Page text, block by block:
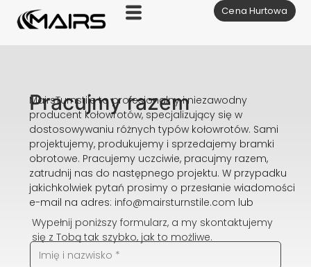
Skocz
do
Cena Hurtowa
Pracujmy razem
MairsTurnstile to profesjonalny i niezawodny
producent kołowrotów, specjalizujący się w
dostosowywaniu różnych typów kołowrotów. Sami
projektujemy, produkujemy i sprzedajemy bramki
obrotowe. Pracujemy uczciwie, pracujmy razem,
zatrudnij nas do następnego projektu. W przypadku
jakichkolwiek pytań prosimy o przesłanie wiadomości
e-mail na adres: info@mairsturnstile.com lub
Wypełnij poniższy formularz, a my skontaktujemy
się z Tobą tak szybko, jak to możliwe.